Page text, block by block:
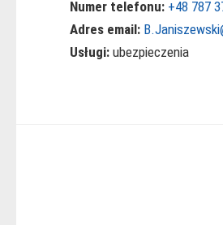
Numer telefonu: +48 787
Adres email:
Usługi: ubezpieczenia